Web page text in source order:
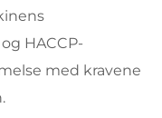
HACCP-
med kravene